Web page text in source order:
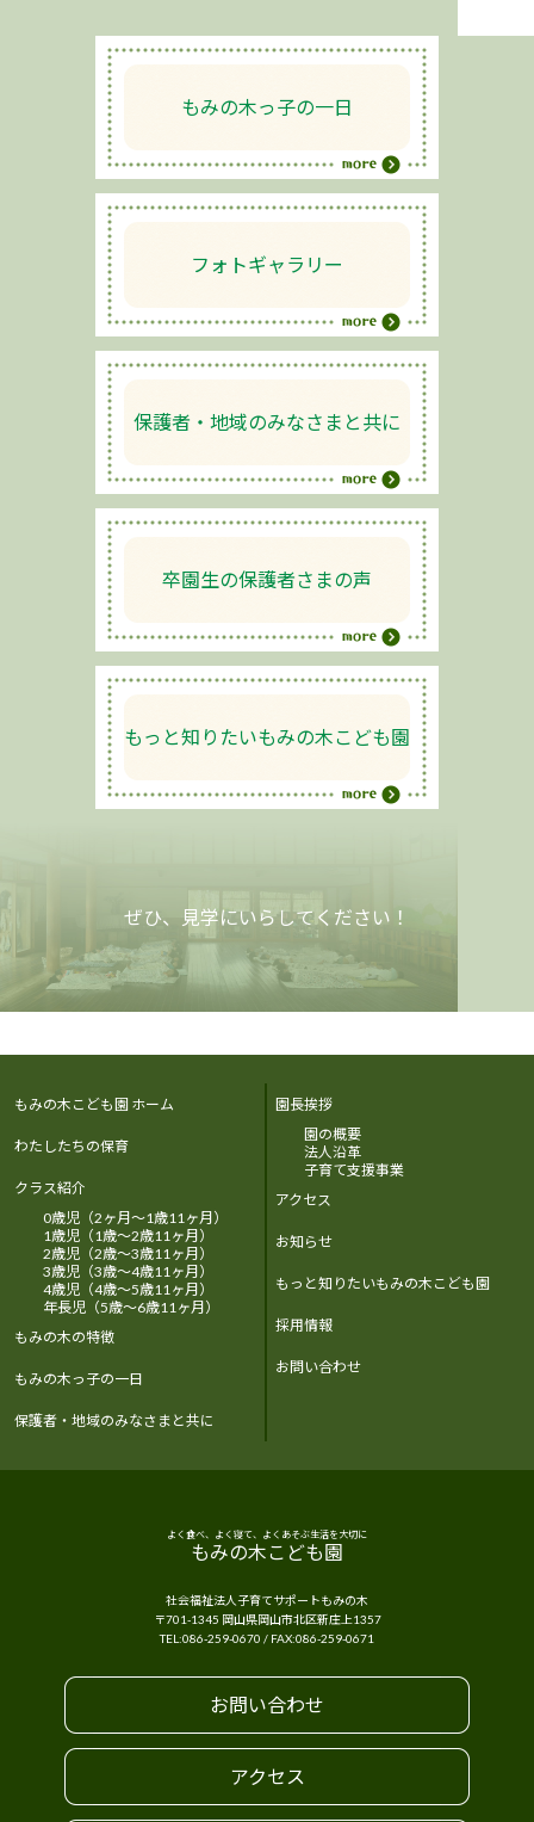
もみの木っ子の一日
フォトギャラリー
保護者・地域のみなさまと共に
卒園生の保護者さまの声
もっと知りたいもみの木こども園
ぜひ、見学にいらしてください！
もみの木こども園 ホーム
わたしたちの保育
クラス紹介
0歳児（2ヶ月～1歳11ヶ月）
1歳児（1歳～2歳11ヶ月）
2歳児（2歳～3歳11ヶ月）
3歳児（3歳～4歳11ヶ月）
4歳児（4歳～5歳11ヶ月）
年長児（5歳～6歳11ヶ月）
もみの木の特徴
もみの木っ子の一日
保護者・地域のみなさまと共に
園長挨拶
園の概要
法人沿革
子育て支援事業
アクセス
お知らせ
もっと知りたいもみの木こども園
採用情報
お問い合わせ
よく食べ、よく寝て、よくあそぶ生活を大切に
もみの木こども園
社会福祉法人子育てサポートもみの木
〒701-1345 岡山県岡山市北区新庄上1357
TEL:086-259-0670 / FAX:086-259-0671
お問い合わせ
アクセス